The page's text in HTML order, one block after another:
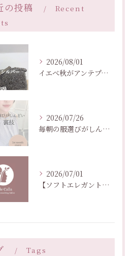
の投稿
Recent
2026/08/01
イエベ秋がアンテプリマを持つなら？
2026/07/26
毎朝の服選びがしんどい人の裏技
2026/07/01
【ソフトエレガント髪型】頑張るアレンジは不要。大人の引き算ヘア
Tags